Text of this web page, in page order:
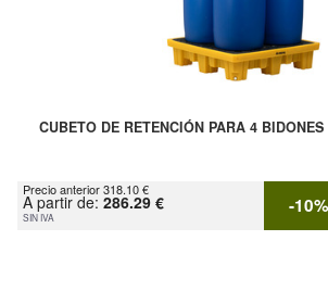
CUBETO DE RETENCIÓN PARA 4
Precio anterior 318.10 €
A partir de: 286.29 €
SIN IVA -10%